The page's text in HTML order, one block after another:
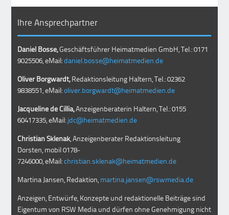
Ihre Ansprechpartner
Daniel Bosse,Geschäftsführer Heimatmedien GmbH, Tel.: 0171
9025506, eMail:daniel.bosse@heimatmedien.de
Oliver Borgwardt,Redaktionsleitung Haltern, Tel.: 02362
9838551, eMail:oliver.borgwardt@heimatmedien.de
Jacqueline de Cillia,Anzeigenberaterin Haltern, Tel.: 0155
60417335, eMail: jdc@heimatmedien.de
Christian Sklenak, Anzeigenberater Redaktionsleitung
Dorsten, mobil0178-
7246000, eMail:christian.sklenak@heimatmedien.de
Martina Jansen, Redaktion, martina.jansen@rswmedia.de
Anzeigen, Entwürfe, Konzepte und redaktionelle Beiträge sind
Eigentum von RSW Media und dürfen ohne Genehmigung nicht